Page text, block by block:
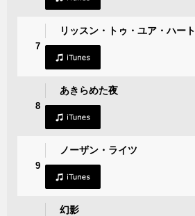
7
リッスン・トゥ・ユア・ハート
8
あきらめた夜
9
ノーザン・ライツ
幻影